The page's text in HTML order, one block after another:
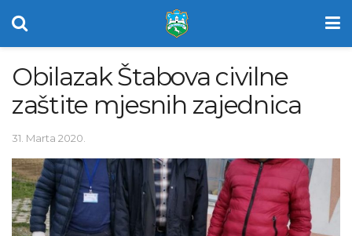
Obilazak Štabova civilne
zaštite mjesnih zajednica
31. Marta 2020.